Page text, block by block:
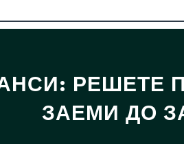
РЕШЕТЕ
ЗАЕМИ ДО